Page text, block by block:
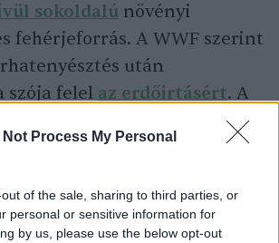
Not Process My Personal
of the sale, sharing to third parties, or
personal or sensitive information for
by us, please use the below opt-out
sokoldalú növényi
fehérjeforrás. A WWF szerint
után
szója felel az erdőirtásért. A
is hozzátartozik, hogy szintén
a megtermelt szójának csupán
részét állati takarmányozásra